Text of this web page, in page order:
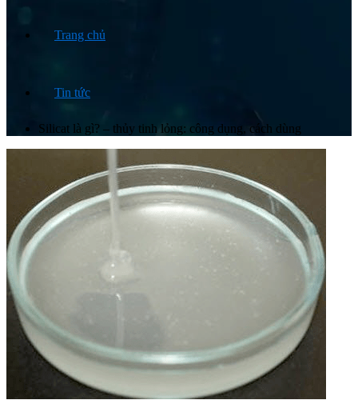
Trang chủ
Tin tức
Silicat là gì? – thủy tinh lỏng: công dụng, cách dùng